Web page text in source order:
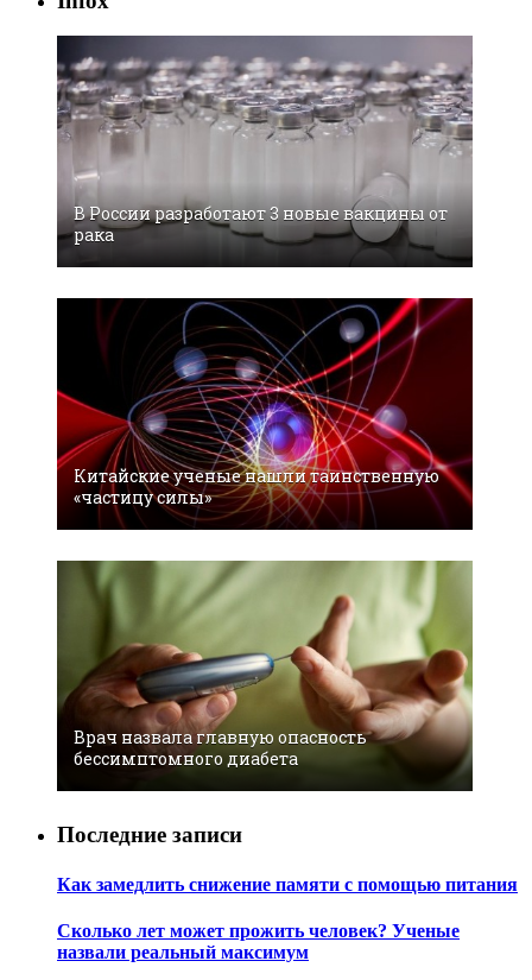
В России разработают 3 новые вакцины от
рака
Китайские ученые нашли таинственную
«частицу силы»
Врач назвала главную опасность
бессимптомного диабета
Последние записи
Как замедлить снижение памяти с помощью питания
Сколько лет может прожить человек? Ученые
назвали реальный максимум